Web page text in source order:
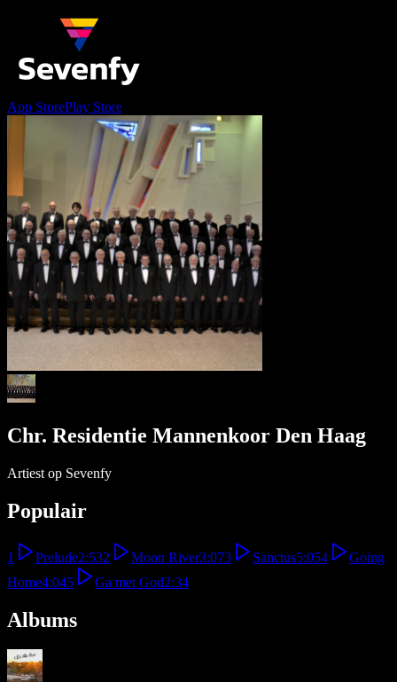
App StorePlay Store
Chr. Residentie Mannenkoor Den Haag
Artiest op Sevenfy
Populair
1 Prelude2:532 Moon River3:073 Sanctus5:054
Going
Home4:045 Ga met God2:34
Albums